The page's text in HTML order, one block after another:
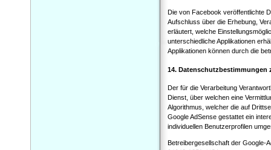
Die von Facebook veröffentlichte
Aufschluss über die Erhebung,
erläutert, welche
unterschiedliche Applikationen
Applikationen können durch die
14. Datenschutzbestimmungen
Der für die Verarbeitung
Dienst, über welchen eine
Algorithmus, welcher die auf
Google AdSense gestattet ein
individuellen Benutzerprofilen
Betreibergesellschaft der Google-